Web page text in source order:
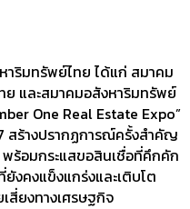
ริมทรัพย์ไทย ได้แก่ สมาคม
ย และสมาคมอสังหาริมทรัพย์
One Real Estate Expo”
สร้างปรากฏการณ์ครั้งสำคัญ
ร้อมกระแสขอสินเชื่อที่คึกคัก
งคงแข็งแกร่งและเติบโต
สี่ยงทางเศรษฐกิจ